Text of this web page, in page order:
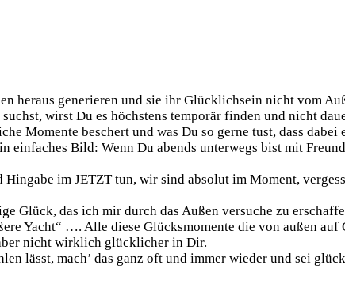
heraus generieren und sie ihr Glücklichsein nicht vom
wirst Du es höchstens temporär finden und nicht
Momente beschert und was Du so gerne tust, dass
einfaches Bild: Wenn Du abends unterwegs bist mit
im JETZT tun, wir sind absolut im Moment,
Glück, das ich mir durch das Außen versuche zu
Yacht“ …. Alle diese Glücksmomente die von außen
nicht wirklich glücklicher in Dir.
lässt, mach’ das ganz oft und immer wieder und sei